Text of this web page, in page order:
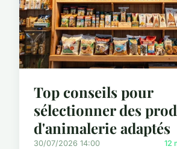
Top conseils pour
sélectionner des
d'animalerie adaptés
30/07/2026 14:00 12